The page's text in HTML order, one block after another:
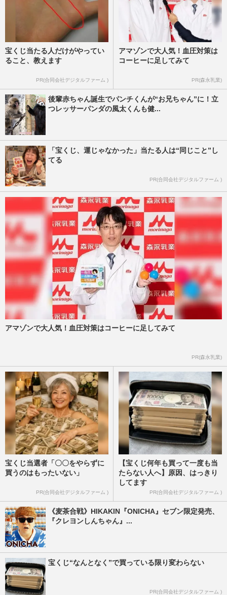
宝くじ当たる人だけがやってい
ること、教えます
PR(合同会社デジタルファーム )
アマゾンで大人気！血圧対策は
コーヒーに足してみて
PR(森永乳業)
後輩赤ちゃん誕生でパンチくんが“お兄ちゃん”に！立
つレッサーパンダの風太くんも健...
「宝くじ、運じゃなかった」当たる人は“同じこと”し
てる
PR(合同会社デジタルファーム )
アマゾンで大人気！血圧対策はコーヒーに足してみて
PR(森永乳業)
宝くじ当選者「〇〇をやらずに
買うのはもったいない」
PR(合同会社デジタルファーム )
【宝くじ何年も買って一度も当
たらない人へ】原因、はっきり
してます
PR(合同会社デジタルファーム )
《麦茶合戦》HIKAKIN『ONICHA』セブン限定発売、
『クレヨンしんちゃん』...
宝くじ“なんとなく”で買っている限り変わらない
PR(合同会社デジタルファーム )